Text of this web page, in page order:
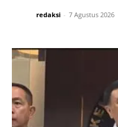
redaksi - 7 Agustus 2026